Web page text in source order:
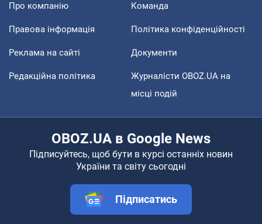
Про компанію Команда
Правова інформація Політика конфіденційності
Реклама на сайті Документи
Редакційна політика
Журналісти OBOZ.UA на
місці подій
OBOZ.UA в Google News
Підписуйтесь, щоб бути в курсі останніх новин
України та світу сьогодні
Підписатись